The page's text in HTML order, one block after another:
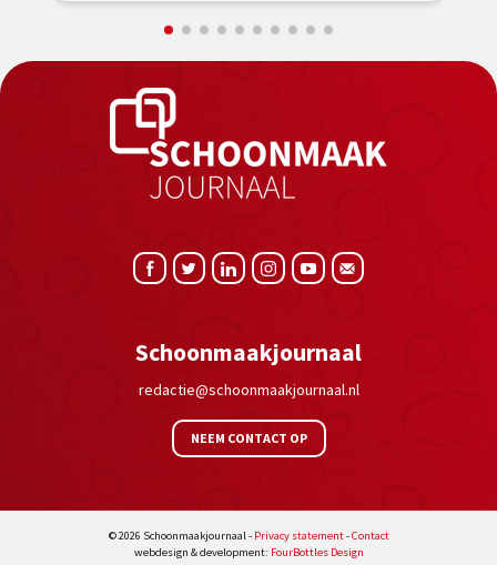
Schoonmaakjournaal
redactie@schoonmaakjournaal.nl
NEEM CONTACT OP
© 2026 Schoonmaakjournaal - Privacy statement-Contact
webdesign & development: FourBottles Design